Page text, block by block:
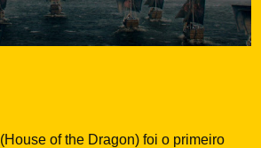
(House of the Dragon) foi o primeiro